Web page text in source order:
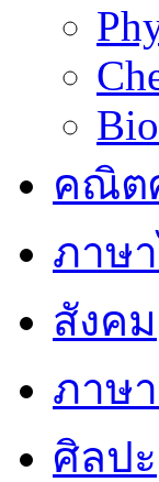
คณิต
ภาษ
สังคม
ภาษ
ศิลปะ